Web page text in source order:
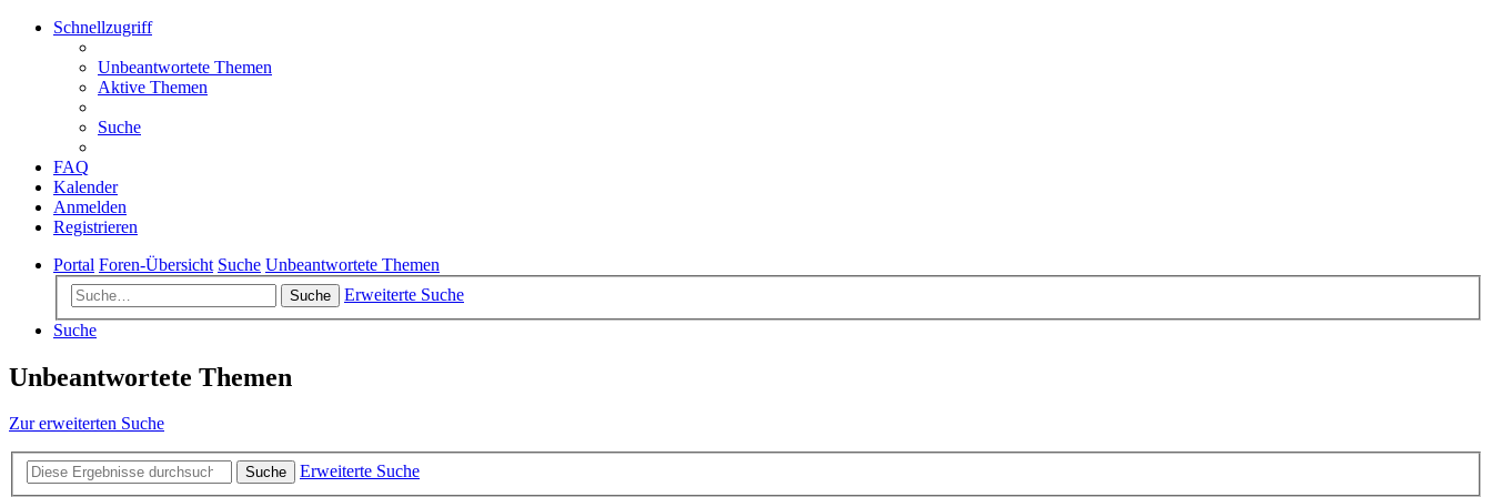
Schnellzugriff
Unbeantwortete Themen
Aktive Themen
Suche
FAQ
Kalender
Anmelden
Registrieren
Portal Foren-Übersicht Suche Unbeantwortete Themen
Suche
Erweiterte Suche
Suche
Unbeantwortete Themen
Zur erweiterten Suche
Suche Erweiterte Suche